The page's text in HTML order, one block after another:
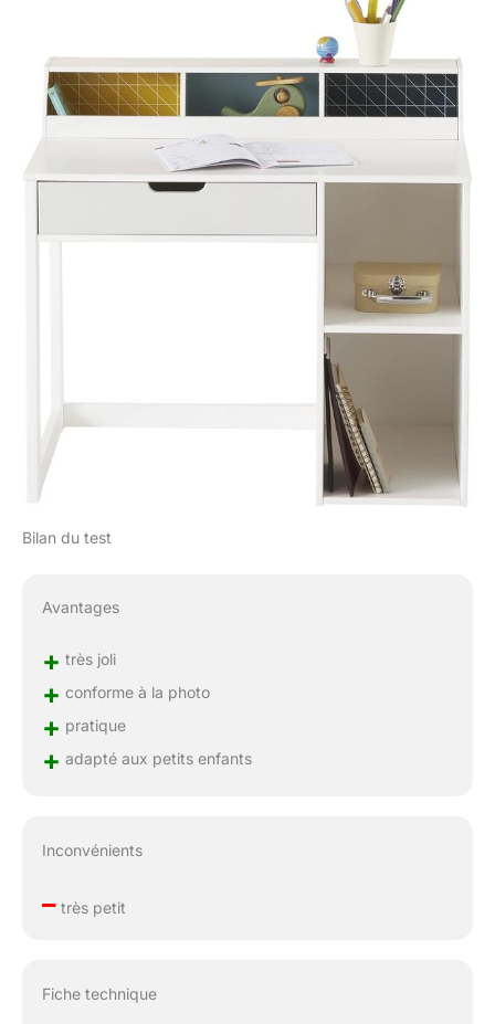
Bilan du test
Avantages
+ très joli
+ conforme à la photo
+ pratique
+ adapté aux petits enfants
Inconvénients
–très petit
Fiche technique